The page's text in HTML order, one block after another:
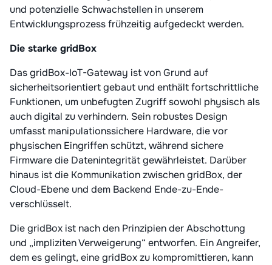
und potenzielle Schwachstellen in unserem
Entwicklungsprozess frühzeitig aufgedeckt werden.
Die starke gridBox
Das gridBox-IoT-Gateway ist von Grund auf
sicherheitsorientiert gebaut und enthält fortschrittliche
Funktionen, um unbefugten Zugriff sowohl physisch als
auch digital zu verhindern. Sein robustes Design
umfasst manipulationssichere Hardware, die vor
physischen Eingriffen schützt, während sichere
Firmware die Datenintegrität gewährleistet. Darüber
hinaus ist die Kommunikation zwischen gridBox, der
Cloud-Ebene und dem Backend Ende-zu-Ende-
verschlüsselt.
Die gridBox ist nach den Prinzipien der Abschottung
und „impliziten Verweigerung“ entworfen. Ein Angreifer,
dem es gelingt, eine gridBox zu kompromittieren, kann